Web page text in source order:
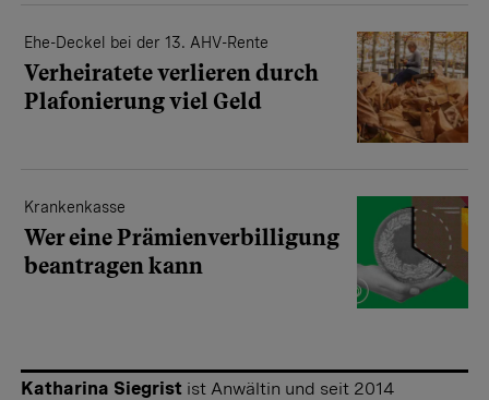
Ehe-Deckel bei der 13. AHV-Rente
Verheiratete verlieren durch
Plafonierung viel Geld
Krankenkasse
Wer eine Prämienverbilligung
beantragen kann
Katharina Siegrist ist Anwältin und seit 2014